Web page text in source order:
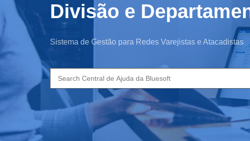
Divisão e
Sistema de Gestão para Redes Varejistas e Atacadistas
Search
for: